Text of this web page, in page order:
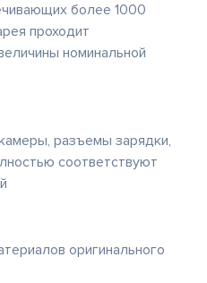
более 1000
проходит
номинальной
разъемы зарядки,
соответствуют
оригинального